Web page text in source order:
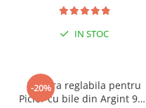
IN STOC
-20%
Bratara reglabila pentru
Picior cu bile din Argint 925